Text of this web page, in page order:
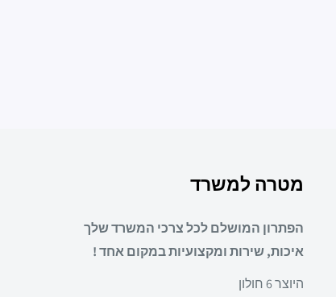
מטרה למשרד
הפתרון המושלם לכל צרכי המשרד שלך
איכות, שירות ומקצועיות במקום אחד !
היוצר 6 חולון